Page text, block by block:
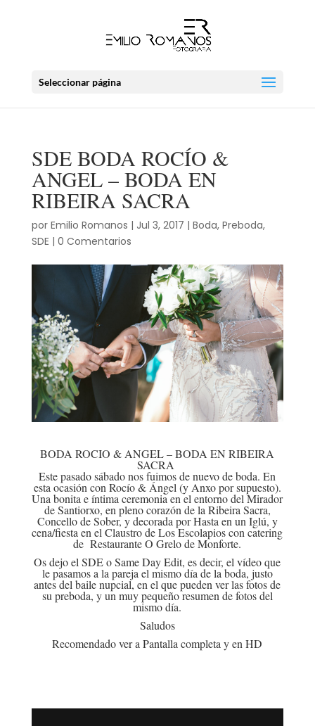
Seleccionar página
SDE BODA ROCÍO &
ANGEL – BODA EN
RIBEIRA SACRA
por Emilio Romanos | Jul 3, 2017 | Boda, Preboda,
SDE | 0 Comentarios
BODA ROCIO & ANGEL – BODA EN RIBEIRA
SACRA
Este pasado sábado nos fuimos de nuevo de boda. En
esta ocasión con Rocío & Ángel (y Anxo por supuesto).
Una bonita e íntima ceremonia en el entorno del Mirador
de Santiorxo, en pleno corazón de la Ribeira Sacra,
Concello de Sober, y decorada porHasta en un Iglú, y
cena/fiesta en el Claustro de Los Escolapios con catering
deRestaurante O Grelode Monforte.
Os dejo el SDE o Same Day Edit, es decir, el vídeo que
le pasamos a la pareja el mismo día de la boda, justo
antes del baile nupcial, en el que pueden ver las fotos de
su preboda, y un muy pequeño resumen de fotos del
mismo día.
Saludos
Recomendado ver a Pantalla completa y en HD